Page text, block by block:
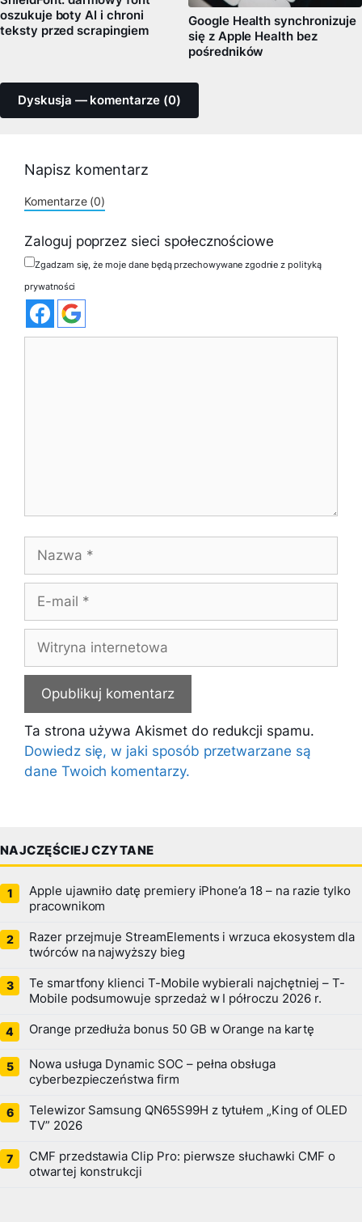
oszukuje boty AI i chroni
teksty przed scrapingiem
Google Health synchronizuje
się z Apple Health bez
pośredników
Dyskusja — komentarze (0)
Napisz komentarz
Komentarze (0)
Zaloguj poprzez sieci społecznościowe
Zgadzam się, że moje dane będą przechowywane zgodnie z polityką
prywatności
Nazwa
Witryna
internetowa
Ta strona używa Akismet do redukcji spamu.
Dowiedz się, w jaki sposób przetwarzane są
dane Twoich komentarzy.
NAJCZĘŚCIEJ CZYTANE
Apple ujawniło datę premiery iPhone’a 18 – na razie tylko
pracownikom
Razer przejmuje StreamElements i wrzuca ekosystem dla
twórców na najwyższy bieg
Te smartfony klienci T-Mobile wybierali najchętniej – T-
Mobile podsumowuje sprzedaż w I półroczu 2026 r.
Orange przedłuża bonus 50 GB w Orange na kartę
Nowa usługa Dynamic SOC – pełna obsługa
cyberbezpieczeństwa firm
Telewizor Samsung QN65S99H z tytułem „King of OLED
TV” 2026
CMF przedstawia Clip Pro: pierwsze słuchawki CMF o
otwartej konstrukcji